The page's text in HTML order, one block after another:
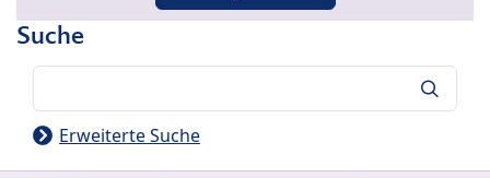
Suche
Erweiterte Suche